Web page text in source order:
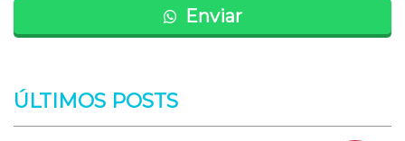
Enviar
ÚLTIMOS POSTS